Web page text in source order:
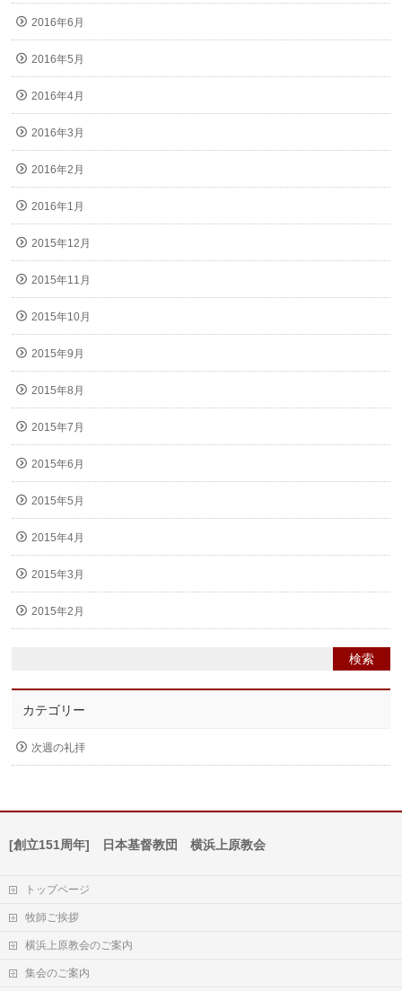
2016年6月
2016年5月
2016年4月
2016年3月
2016年2月
2016年1月
2015年12月
2015年11月
2015年10月
2015年9月
2015年8月
2015年7月
2015年6月
2015年5月
2015年4月
2015年3月
2015年2月
カテゴリー
次週の礼拝
[創立151周年] 日本基督教団 横浜上原教会
トップページ
牧師ご挨拶
横浜上原教会のご案内
集会のご案内